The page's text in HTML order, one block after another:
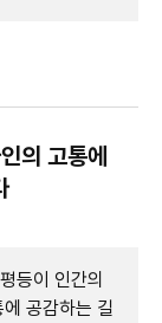
의 고통에
등이 인간의
공감하는 길